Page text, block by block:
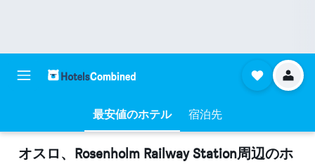
最安値のホテル 宿泊先
オスロ​、Rosenholm Railway Station周辺のホ